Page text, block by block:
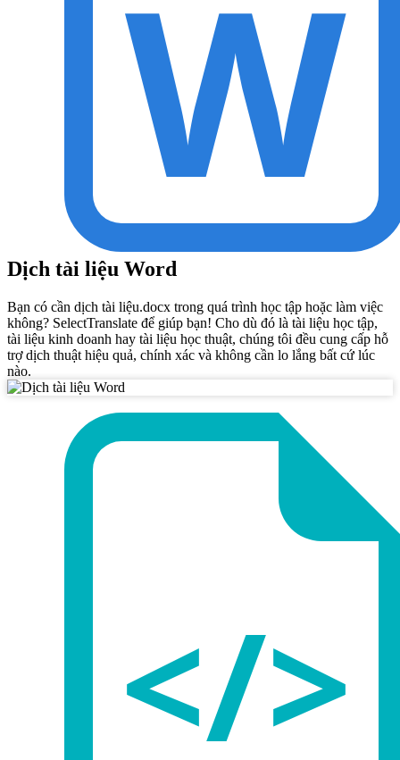
Dịch tài liệu Word
Bạn có cần dịch tài liệu.docx trong quá trình học tập hoặc làm việc
không? SelectTranslate để giúp bạn! Cho dù đó là tài liệu học tập,
tài liệu kinh doanh hay tài liệu học thuật, chúng tôi đều cung cấp hỗ
trợ dịch thuật hiệu quả, chính xác và không cần lo lắng bất cứ lúc
nào.